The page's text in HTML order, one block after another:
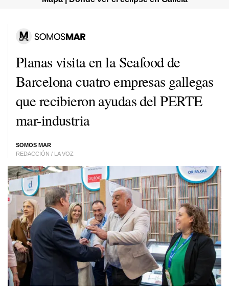
Planas visita en la Seafood de
Barcelona cuatro empresas gallegas
que recibieron ayudas del PERTE
mar-industria
SOMOS MAR
REDACCIÓN / LA VOZ